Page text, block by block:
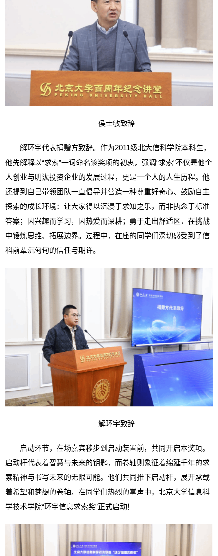
侯士敏致辞
解环宇代表捐赠方致辞。作为2011级北大信科学院本科生，
他先解释以“求索”一词命名该奖项的初衷，强调“求索”不仅是他个
人创业与明汯投资企业的发展过程，更是一个人的人生历程。他
还提到自己带领团队一直倡导并营造一种尊重好奇心、鼓励自主
探索的成长环境：让大家得以沉浸于求知之乐，而非执念于标准
答案；因兴趣而学习，因热爱而深耕；勇于走出舒适区，在挑战
中锤炼思维、拓展边界。过程中，在座的同学们深切感受到了信
科前辈沉甸甸的信任与期许。
解环宇致辞
启动环节，在场嘉宾移步到启动装置前，共同开启本奖项。
启动杆代表着智慧与未来的钥匙，而卷轴则象征着绵延千年的求
索精神与书写未来的无限可能。他们共同推下启动杆，展开承载
着希望和梦想的卷轴。在同学们热烈的掌声中，北京大学信息科
学技术学院“环宇信息求索奖”正式启动！